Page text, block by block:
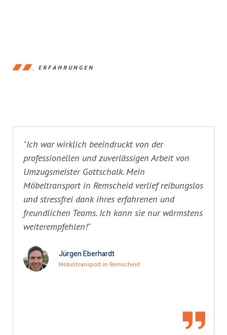
ERFAHRUNGEN
"Ich war wirklich beeindruckt von der
professionellen und zuverlässigen Arbeit von
Umzugsmeister Gottschalk. Mein
Möbeltransport in Remscheid verlief reibungslos
und stressfrei dank ihres erfahrenen und
freundlichen Teams. Ich kann sie nur wärmstens
weiterempfehlen!"
Jürgen Eberhardt
Möbeltransport in Remscheid